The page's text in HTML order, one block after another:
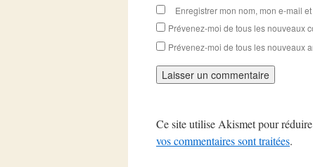
Enregistrer mon nom, mon e-mail
Prévenez-moi de tous les nouveaux
Prévenez-moi de tous les nouveaux
Ce site utilise Akismet pour
vos commentaires sont traitées.